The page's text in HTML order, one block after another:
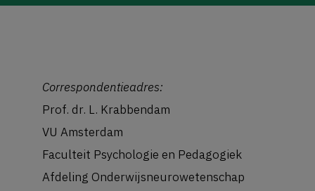
Correspondentieadres:
Prof. dr. L. Krabbendam
VU Amsterdam
Faculteit Psychologie en Pedagogiek
Afdeling Onderwijsneurowetenschap